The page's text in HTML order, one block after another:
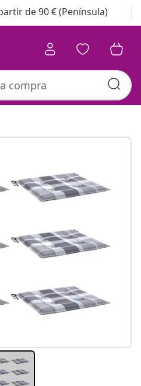
de 90 € (Península)